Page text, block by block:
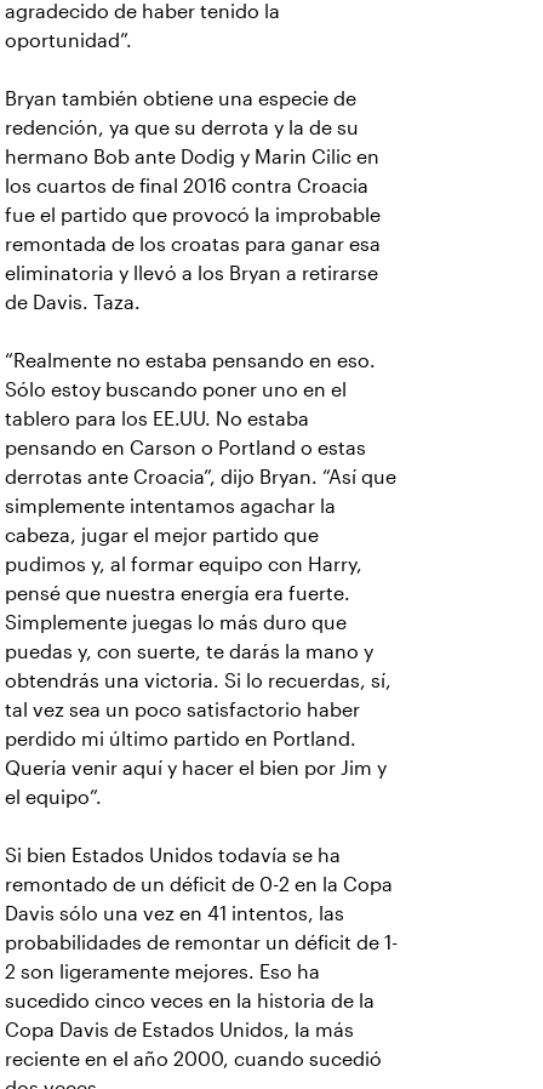
agradecido de haber tenido la
oportunidad”.
Bryan también obtiene una especie de
redención, ya que su derrota y la de su
hermano Bob ante Dodig y Marin Cilic en
los cuartos de final 2016 contra Croacia
fue el partido que provocó la improbable
remontada de los croatas para ganar esa
eliminatoria y llevó a los Bryan a retirarse
de Davis. Taza.
“Realmente no estaba pensando en eso.
Sólo estoy buscando poner uno en el
tablero para los EE.UU. No estaba
pensando en Carson o Portland o estas
derrotas ante Croacia”, dijo Bryan. “Así que
simplemente intentamos agachar la
cabeza, jugar el mejor partido que
pudimos y, al formar equipo con Harry,
pensé que nuestra energía era fuerte.
Simplemente juegas lo más duro que
puedas y, con suerte, te darás la mano y
obtendrás una victoria. Si lo recuerdas, sí,
tal vez sea un poco satisfactorio haber
perdido mi último partido en Portland.
Quería venir aquí y hacer el bien por Jim y
el equipo”.
Si bien Estados Unidos todavía se ha
remontado de un déficit de 0-2 en la Copa
Davis sólo una vez en 41 intentos, las
probabilidades de remontar un déficit de 1-
2 son ligeramente mejores. Eso ha
sucedido cinco veces en la historia de la
Copa Davis de Estados Unidos, la más
reciente en el año 2000, cuando sucedió